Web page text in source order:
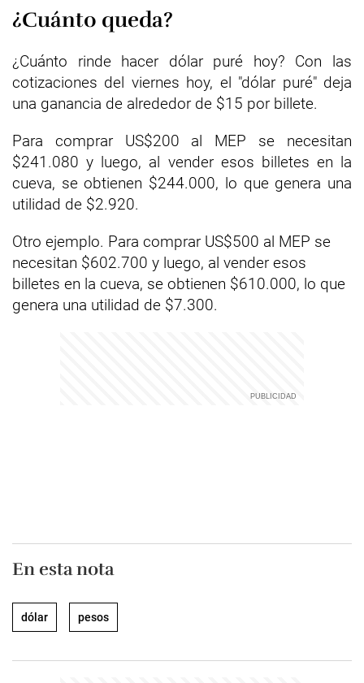
¿Cuánto queda?
¿Cuánto rinde hacer dólar puré hoy? Con las
cotizaciones del viernes hoy, el "dólar puré" deja
una ganancia de alrededor de $15 por billete.
Para comprar US$200 al MEP se necesitan
$241.080 y luego, al vender esos billetes en la
cueva, se obtienen $244.000, lo que genera una
utilidad de $2.920.
Otro ejemplo. Para comprar US$500 al MEP se
necesitan $602.700 y luego, al vender esos
billetes en la cueva, se obtienen $610.000, lo que
genera una utilidad de $7.300.
En esta nota
dólar pesos